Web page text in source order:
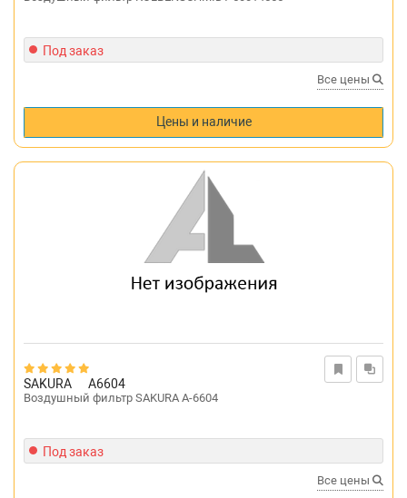
Под заказ
Все цены
Цены и наличие
SAKURA A6604
Воздушный фильтр SAKURA A-6604
Под заказ
Все цены